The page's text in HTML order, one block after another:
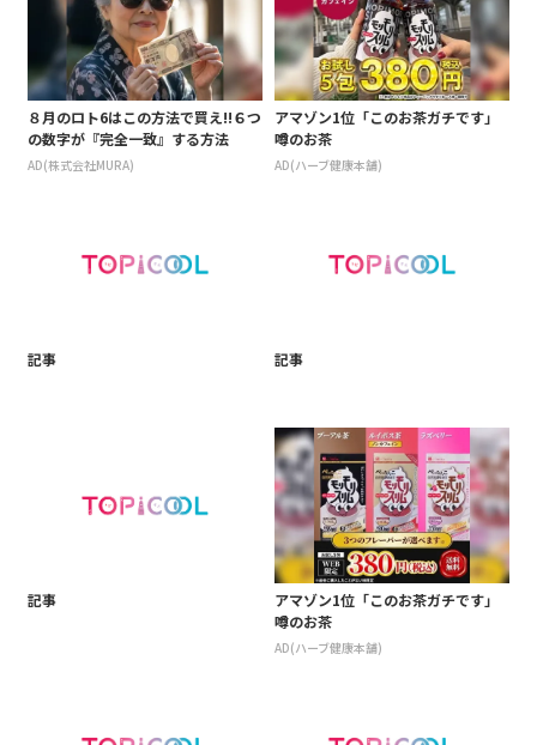
８月のロト6はこの方法で買え!!６つ
の数字が『完全一致』する方法
AD(株式会社MURA)
アマゾン1位「このお茶ガチです」
噂のお茶
AD(ハーブ健康本舗)
記事 記事
記事
アマゾン1位「このお茶ガチです」
噂のお茶
AD(ハーブ健康本舗)